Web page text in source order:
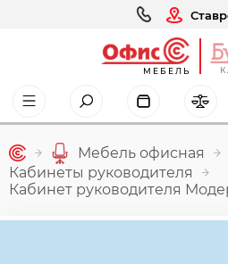
МЕБЕЛЬ
Мебель офисная
Кабинеты руководителя
Кабинет руководителя